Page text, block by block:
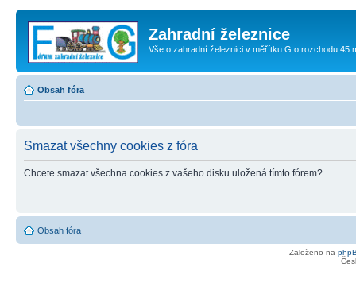
Zahradní železnice
Vše o zahradní železnici v měřítku G o rozchodu 45
Obsah fóra
Smazat všechny cookies z fóra
Chcete smazat všechna cookies z vašeho disku uložená tímto fórem?
Obsah fóra
Založeno na